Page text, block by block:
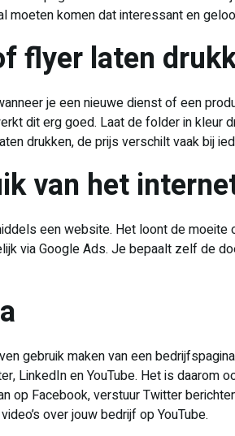
moeten komen dat interessant en
flyer laten
je een nieuwe dienst of een
dit erg goed. Laat de folder in kleur
drukken, de prijs verschilt vaak bij
van het
een website. Het loont de moeite
via Google Ads. Je bepaalt zelf de
gebruik maken van een
LinkedIn en YouTube. Het is daarom
op Facebook, verstuur Twitter
over jouw bedrijf op YouTube.